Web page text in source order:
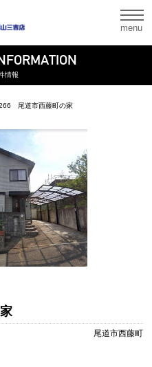
menu
情報
尾道市西藤町の家
尾道市西藤町